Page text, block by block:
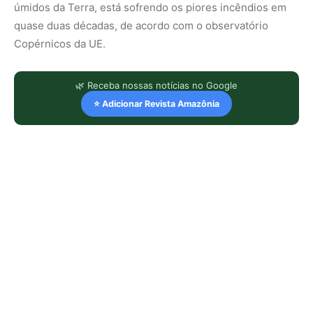
úmidos da Terra, está sofrendo os piores incêndios em
quase duas décadas, de acordo com o observatório
Copérnicos da UE.
🌿 Receba nossas notícias no Google
⭐ Adicionar Revista Amazônia